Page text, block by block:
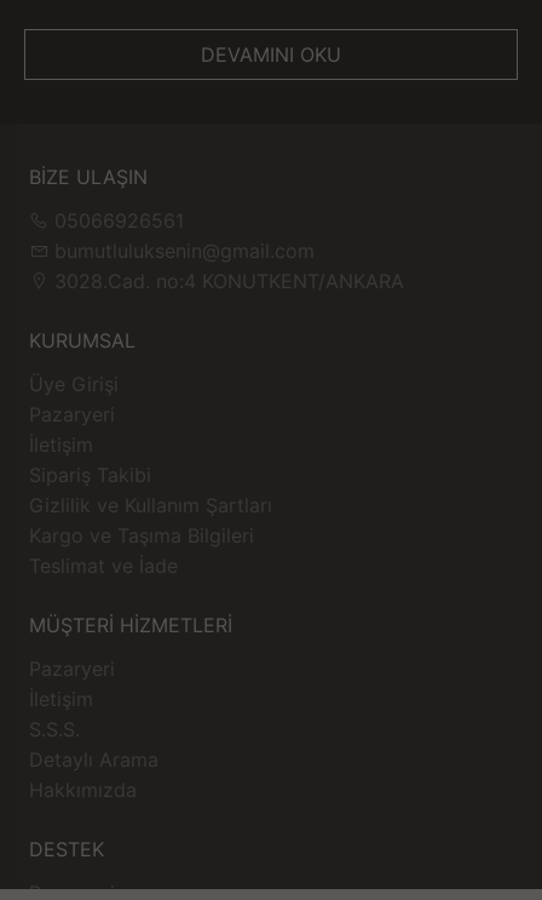
DEVAMINI OKU
BİZE ULAŞIN
05066926561
bumutluluksenin@gmail.com
3028.Cad. no:4 KONUTKENT/ANKARA
KURUMSAL
Üye Girişi
Pazaryeri
İletişim
Sipariş Takibi
Gizlilik ve Kullanım Şartları
Kargo ve Taşıma Bilgileri
Teslimat ve İade
MÜŞTERİ HİZMETLERİ
Pazaryeri
İletişim
S.S.S.
Detaylı Arama
Hakkımızda
DESTEK
Pazaryeri